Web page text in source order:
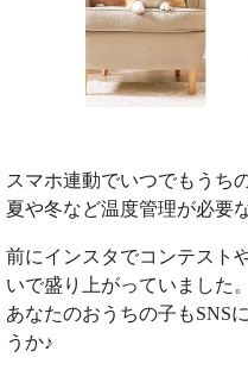
スマホ連動でいつでもうち
夏や冬など温度管理が必要
前にインスタでコンテスト
いで盛り上がっていました。
あなたのおうちの子もSNS
うか♪